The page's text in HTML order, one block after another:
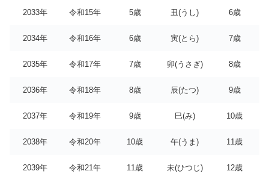
2033年 令和15年 5歳 丑(うし) 6歳
2034年 令和16年 6歳 寅(とら) 7歳
2035年 令和17年 7歳 卯(うさぎ) 8歳
2036年 令和18年 8歳 辰(たつ) 9歳
2037年 令和19年 9歳 巳(み) 10歳
2038年 令和20年 10歳 午(うま) 11歳
2039年 令和21年 11歳 未(ひつじ) 12歳